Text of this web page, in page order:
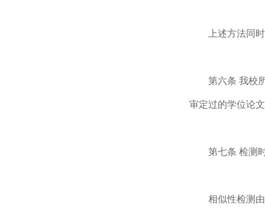
上述方法同
第六条 我校
审定过的学位论
第七条 检测
相似性检测